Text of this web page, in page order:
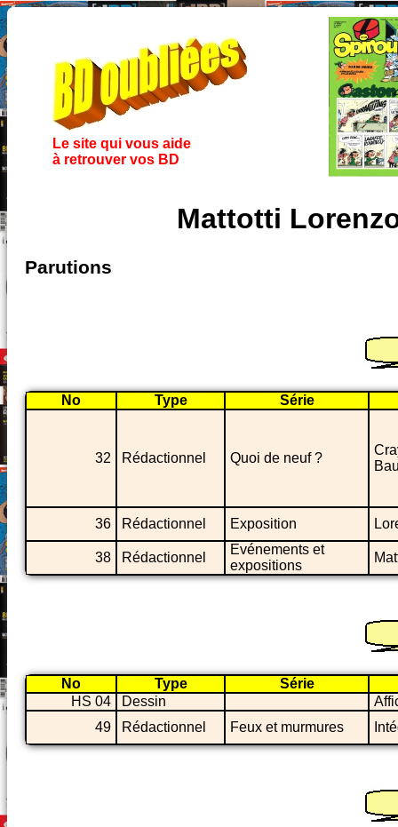
Le site qui vous aide
à retrouver vos BD
Mattotti
Parutions
No Type Série
32 Rédactionnel Quoi de neuf ?
36 Rédactionnel Exposition
38 Rédactionnel
Evénements et
expositions
No Type
Série
HS 04
Dessin
49
Rédactionnel Feux et murmures